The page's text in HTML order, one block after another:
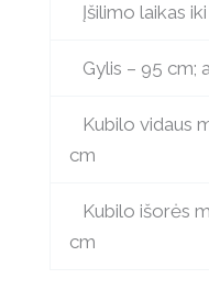
Įšilimo laikas iki
Gylis – 95 cm;
Kubilo vidaus
cm
Kubilo išorės
cm